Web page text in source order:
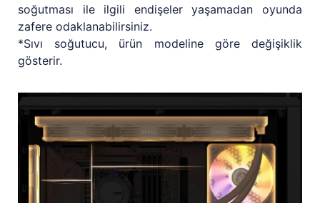
soğutması ile ilgili endişeler yaşamadan oyunda
zafere odaklanabilirsiniz.
*Sıvı soğutucu, ürün modeline göre değişiklik
gösterir.